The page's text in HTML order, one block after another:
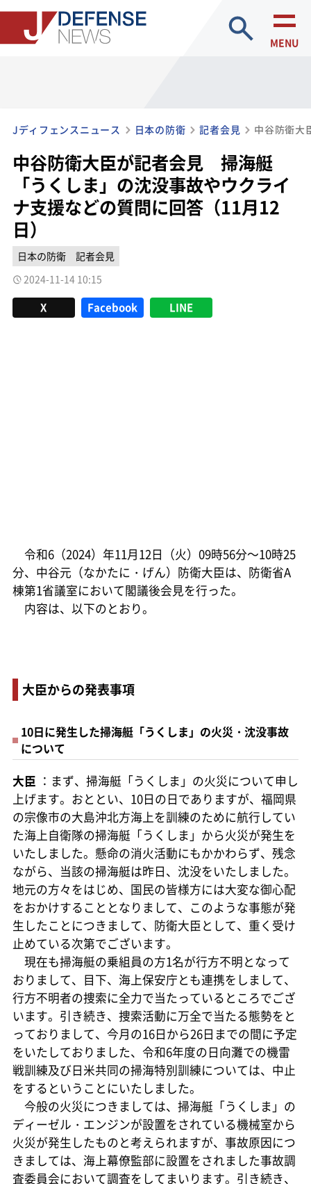
site search
MENU
Jディフェンスニュース 日本の防衛 記者会見
中谷防衛大臣が記者会見 掃海艇
「うくしま」の沈没事故やウクライ
ナ支援などの質問に回答（11月12
日）
日本の防衛
記者会見
2024-11-14 10:15
X Facebook LINE
令和6（2024）年11月12日（火）09時56分～10時25
分、中谷元（なかたに・げん）防衛大臣は、防衛省A
棟第1省議室において閣議後会見を行った。
内容は、以下のとおり。
大臣からの発表事項
10日に発生した掃海艇「うくしま」の火災・沈没事故
について
大臣 ：まず、掃海艇「うくしま」の火災について申し
上げます。おととい、10日の日でありますが、福岡県
の宗像市の大島沖北方海上を訓練のために航行してい
た海上自衛隊の掃海艇「うくしま」から火災が発生を
いたしました。懸命の消火活動にもかかわらず、残念
ながら、当該の掃海艇は昨日、沈没をいたしました。
地元の方々をはじめ、国民の皆様方には大変な御心配
をおかけすることとなりまして、このような事態が発
生したことにつきまして、防衛大臣として、重く受け
止めている次第でございます。
現在も掃海艇の乗組員の方1名が行方不明となって
おりまして、目下、海上保安庁とも連携をしまして、
行方不明者の捜索に全力で当たっているところでござ
います。引き続き、捜索活動に万全で当たる態勢をと
っておりまして、今月の16日から26日までの間に予定
をいたしておりました、令和6年度の日向灘での機雷
戦訓練及び日米共同の掃海特別訓練については、中止
をするということにいたしました。
今般の火災につきましては、掃海艇「うくしま」の
ディーゼル・エンジンが設置をされている機械室から
火災が発生したものと考えられますが、事故原因につ
きましては、海上幕僚監部に設置をされました事故調
査委員会において調査をしてまいります。引き続き、